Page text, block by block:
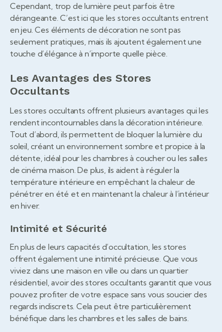
Cependant, trop de lumière peut parfois être
dérangeante. C’est ici que les stores occultants entrent
en jeu. Ces éléments de décoration ne sont pas
seulement pratiques, mais ils ajoutent également une
touche d’élégance à n’importe quelle pièce.
Les Avantages des Stores
Occultants
Les stores occultants offrent plusieurs avantages qui les
rendent incontournables dans la décoration intérieure.
Tout d’abord, ils permettent de bloquer la lumière du
soleil, créant un environnement sombre et propice à la
détente, idéal pour les chambres à coucher ou les salles
de cinéma maison. De plus, ils aident à réguler la
température intérieure en empêchant la chaleur de
pénétrer en été et en maintenant la chaleur à l’intérieur
en hiver.
Intimité et Sécurité
En plus de leurs capacités d’occultation, les stores
offrent également une intimité précieuse. Que vous
viviez dans une maison en ville ou dans un quartier
résidentiel, avoir des stores occultants garantit que vous
pouvez profiter de votre espace sans vous soucier des
regards indiscrets. Cela peut être particulièrement
bénéfique dans les chambres et les salles de bains.